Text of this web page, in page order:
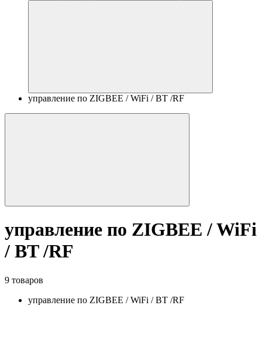
управление по ZIGBEE / WiFi / BT /RF
управление по ZIGBEE / WiFi
/ BT /RF
9 товаров
управление по ZIGBEE / WiFi / BT /RF